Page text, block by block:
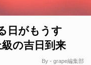
日がもうす
の吉日到来
By - grape編集部